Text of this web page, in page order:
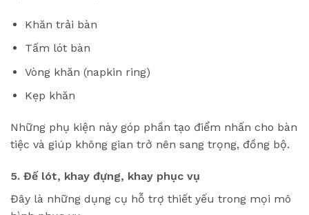
Khăn trải bàn
Tấm lót bàn
Vòng khăn (napkin ring)
Kẹp khăn
Những phụ kiện này góp phần tạo điểm nhấn cho bàn
tiệc và giúp không gian trở nên sang trọng, đồng bộ.
5. Đế lót, khay đựng, khay phục vụ
Đây là những dụng cụ hỗ trợ thiết yếu trong mọi mô